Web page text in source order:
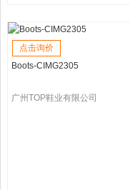
点击询价
Boots-CIMG2305
广州TOP鞋业有限公司